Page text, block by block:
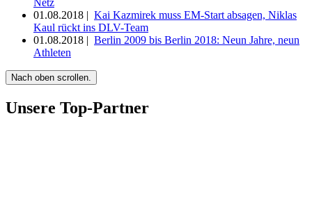
Netz
01.08.2018 | Kai Kazmirek muss EM-Start absagen, Niklas
Kaul rückt ins DLV-Team
01.08.2018 | Berlin 2009 bis Berlin 2018: Neun Jahre, neun
Athleten
Nach oben scrollen.
Unsere Top-Partner